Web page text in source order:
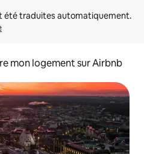
mon logement sur Airbnb